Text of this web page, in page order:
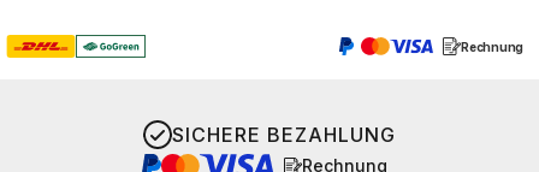
Rechnung
SICHERE BEZAHLUNG
Rechnung